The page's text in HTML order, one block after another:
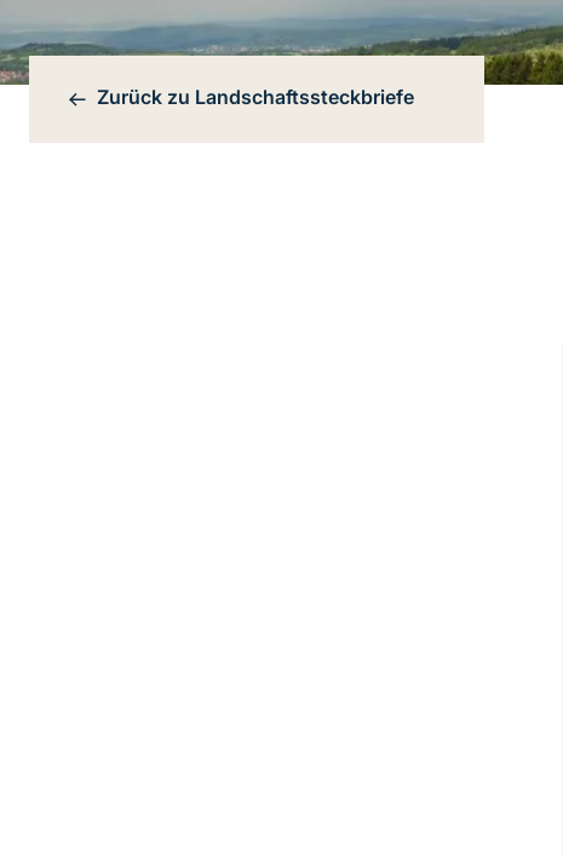
Bereichsnavigation
Zurück zu Landschaftssteckbriefe